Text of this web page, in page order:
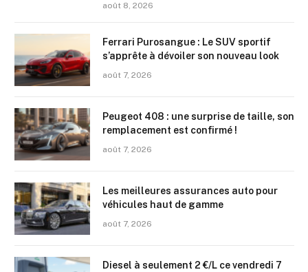
août 8, 2026
Ferrari Purosangue : Le SUV sportif
s’apprête à dévoiler son nouveau look
août 7, 2026
Peugeot 408 : une surprise de taille, son
remplacement est confirmé !
août 7, 2026
Les meilleures assurances auto pour
véhicules haut de gamme
août 7, 2026
Diesel à seulement 2 €/L ce vendredi 7